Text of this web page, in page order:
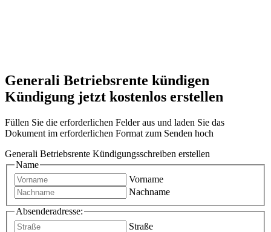
Generali Betriebsrente kündigen
Kündigung jetzt kostenlos erstellen
Füllen Sie die erforderlichen Felder aus und laden Sie das
Dokument im erforderlichen Format zum Senden hoch
Generali Betriebsrente Kündigungsschreiben erstellen
Name
Vorname
Nachname
Absenderadresse:
Straße